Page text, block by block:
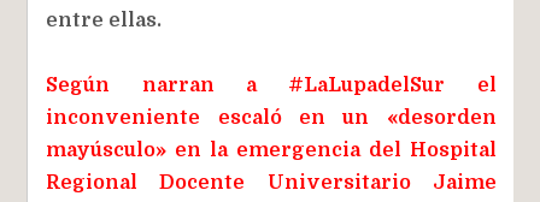
entre ellas.
Según narran a #LaLupadelSur el
inconveniente escaló en un «desorden
mayúsculo» en la emergencia del Hospital
Regional Docente Universitario Jaime